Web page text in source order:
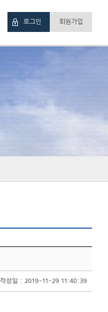
로그인 회원가입
작성일 : 2019-11-29 11:40:39